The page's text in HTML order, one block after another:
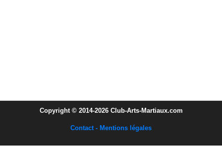
Copyright © 2014-2026 Club-Arts-Martiaux.com
Contact - Mentions légales